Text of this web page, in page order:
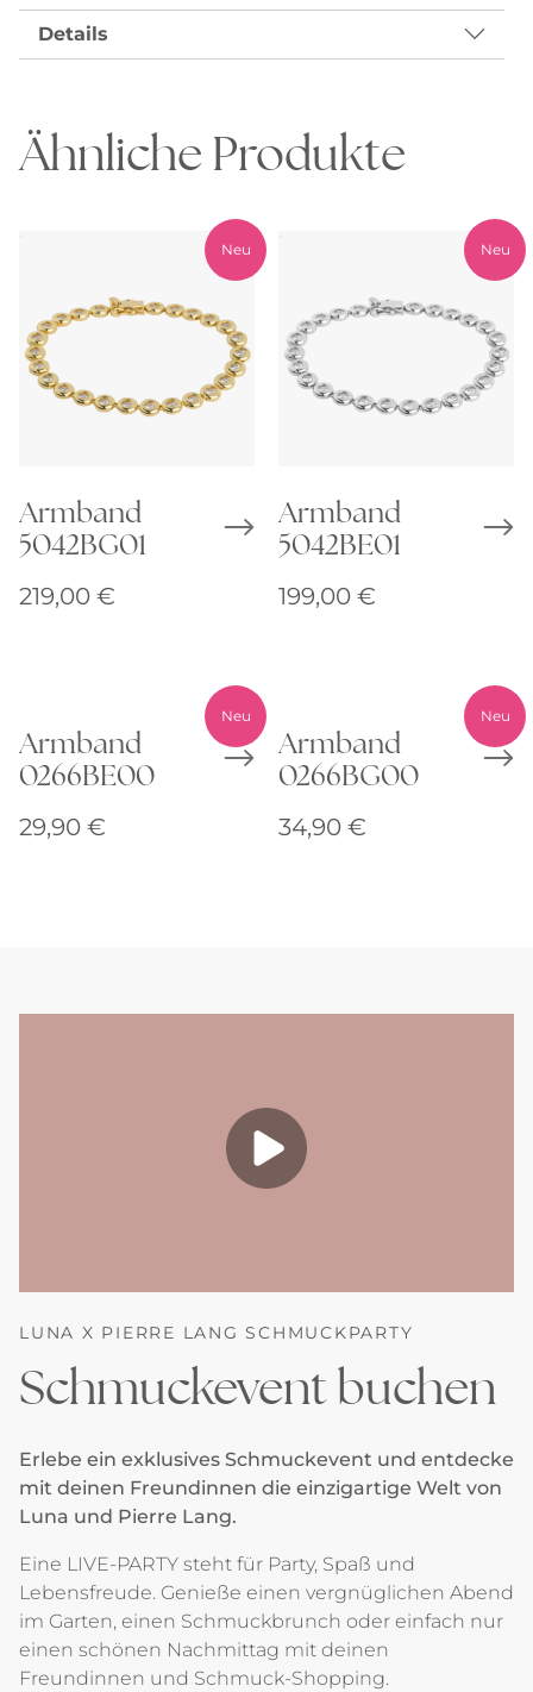
Details
Ähnliche Produkte
Neu
Armband
5042BG01
219,00 €
Neu
Armband
5042BE01
199,00 €
Neu
Armband
0266BE00
29,90 €
Neu
Armband
0266BG00
34,90 €
LUNA X PIERRE LANG SCHMUCKPARTY
Schmuckevent buchen
Erlebe ein exklusives Schmuckevent und entdecke
mit deinen Freundinnen die einzigartige Welt von
Luna und Pierre Lang.
Eine LIVE-PARTY steht für Party, Spaß und
Lebensfreude. Genieße einen vergnüglichen Abend
im Garten, einen Schmuckbrunch oder einfach nur
einen schönen Nachmittag mit deinen
Freundinnen und Schmuck-Shopping.